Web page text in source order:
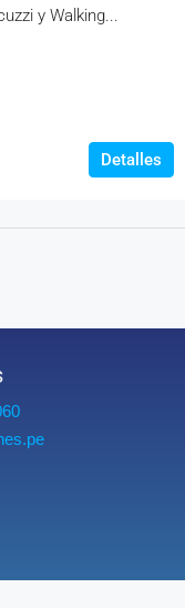
y Walking...
Detalles